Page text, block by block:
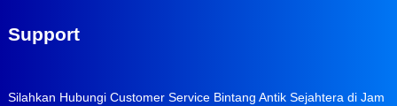
Support
Silahkan Hubungi Customer Service Bintang Antik Sejahtera di Jam